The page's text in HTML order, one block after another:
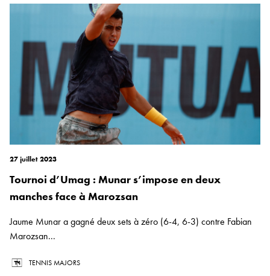
27 juillet 2023
Tournoi d’Umag : Munar s’impose en deux
manches face à Marozsan
Jaume Munar a gagné deux sets à zéro (6-4, 6-3) contre Fabian
Marozsan...
TENNIS MAJORS